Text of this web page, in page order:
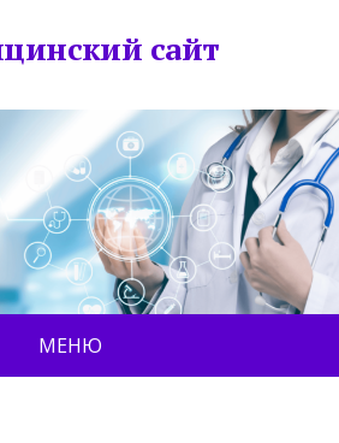
сайт
МЕНЮ